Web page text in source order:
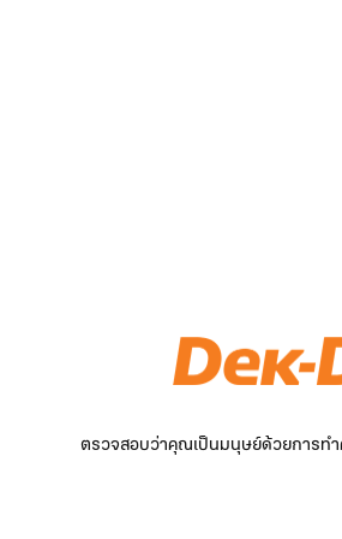
ตรวจสอบว่าคุณเป็นมนุษย์ด้วยการทำ